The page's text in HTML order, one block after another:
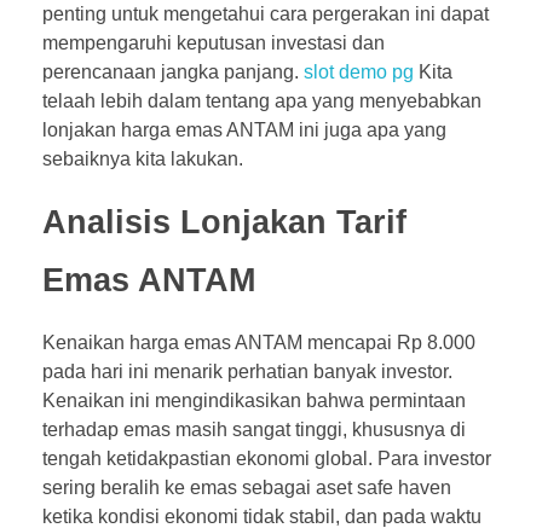
penting untuk mengetahui cara pergerakan ini dapat
mempengaruhi keputusan investasi dan
perencanaan jangka panjang. slot demo pg Kita
telaah lebih dalam tentang apa yang menyebabkan
lonjakan harga emas ANTAM ini juga apa yang
sebaiknya kita lakukan.
Analisis Lonjakan Tarif
Emas ANTAM
Kenaikan harga emas ANTAM mencapai Rp 8.000
pada hari ini menarik perhatian banyak investor.
Kenaikan ini mengindikasikan bahwa permintaan
terhadap emas masih sangat tinggi, khususnya di
tengah ketidakpastian ekonomi global. Para investor
sering beralih ke emas sebagai aset safe haven
ketika kondisi ekonomi tidak stabil, dan pada waktu